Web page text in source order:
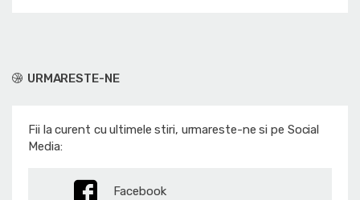
URMARESTE-NE
Fii la curent cu ultimele stiri, urmareste-ne si pe Social
Media:
Facebook